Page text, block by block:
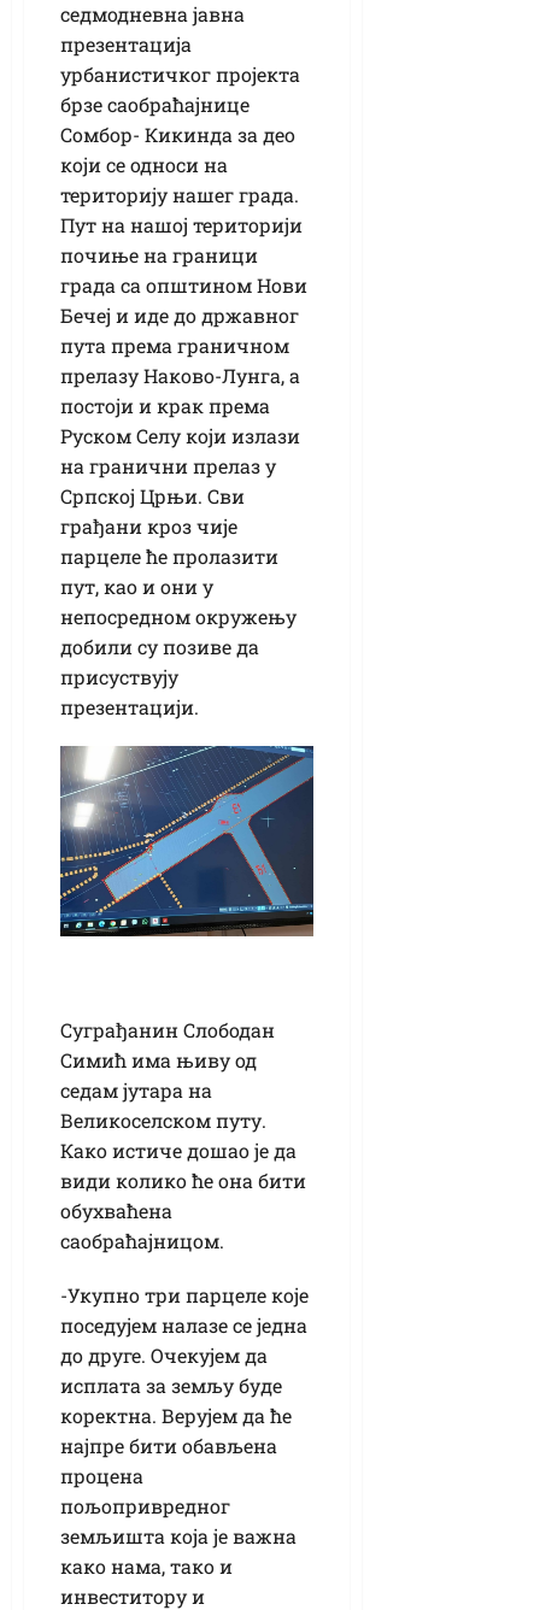
седмодневна јавна
презентација
урбанистичког пројекта
брзе саобраћајнице
Сомбор- Кикинда за део
који се односи на
територију нашег града.
Пут на нашој територији
почиње на граници
града са општином Нови
Бечеј и иде до државног
пута према граничном
прелазу Наково-Лунга, а
постоји и крак према
Руском Селу који излази
на гранични прелаз у
Српској Црњи. Сви
грађани кроз чије
парцеле ће пролазити
пут, као и они у
непосредном окружењу
добили су позиве да
присуствују
презентацији.
Суграђанин Слободан
Симић има њиву од
седам јутара на
Великоселском путу.
Како истиче дошао је да
види колико ће она бити
обухваћена
саобраћајницом.
-Укупно три парцеле које
поседујем налазе се једна
до друге. Очекујем да
исплата за земљу буде
коректна. Верујем да ће
најпре бити обављена
процена
пољопривредног
земљишта која је важна
како нама, тако и
инвеститору и